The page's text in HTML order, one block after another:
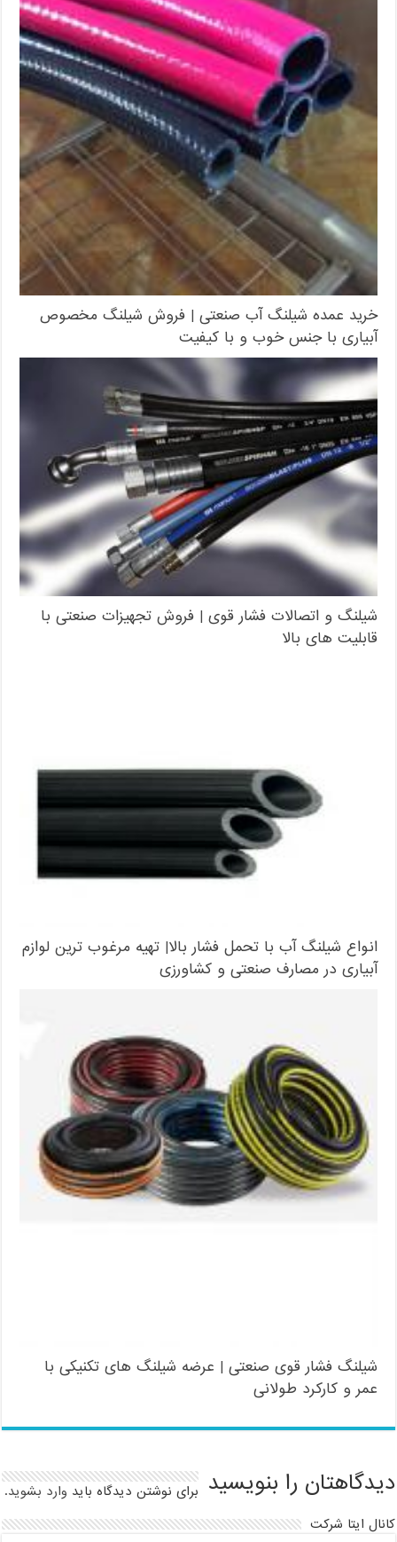
خرید عمده شیلنگ آب صنعتی | فروش شیلنگ مخصوص
آبیاری با جنس خوب و با کیفیت
شیلنگ و اتصالات فشار قوی | فروش تجهیزات صنعتی با
قابلیت های بالا
انواع شیلنگ آب با تحمل فشار بالا| تهیه مرغوب ترین لوازم
آبیاری در مصارف صنعتی و کشاورزی
شیلنگ فشار قوی صنعتی | عرضه شیلنگ های تکنیکی با
عمر و کارکرد طولانی
دیدگاهتان را بنویسید برای نوشتن دیدگاه باید وارد بشوید.
کانال ایتا شرکت